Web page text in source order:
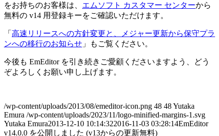
をお持ちのお客様は、 エムソフト カスタマー センターから
無料の v14 用登録キーをご確認いただけます。
「 高速リリースへの方針変更と、メジャー更新から保守プラ
ンへの移行のお知らせ 」もご覧ください。
今後も EmEditor を引き続きご愛顧くださいますよう、どう
ぞよろしくお願い申し上げます。
/wp-content/uploads/2013/08/emeditor-icon.png 48 48Yutaka
Emura /wp-content/uploads/2023/11/logo-minified-margins-1.svg
Yutaka Emura2013-12-10 10:14:322016-11-03 03:28:14EmEditor
v14.0.0 を公開しました (v13からの更新無料)